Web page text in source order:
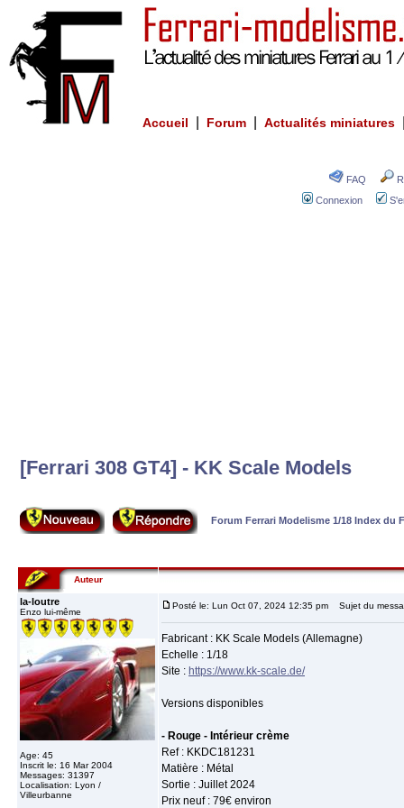
Accueil Forum Actualités miniatures
FAQ
Connexion
[Ferrari 308 GT4] - KK Scale Models
Forum Ferrari Modelisme 1/18 Index du
Auteur
la-loutre
Enzo lui-même
Age: 45
Inscrit le: 16 Mar 2004
Messages: 31397
Localisation: Lyon /
Villeurbanne
Posté le: Lun Oct 07, 2024 12:35 pm Sujet du
Fabricant : KK Scale Models (Allemagne)
Echelle : 1/18
Site : https://www.kk-scale.de/
Versions disponibles
- Rouge - Intérieur crème
Ref : KKDC181231
Matière : Métal
Sortie : Juillet 2024
Prix neuf : 79€ environ